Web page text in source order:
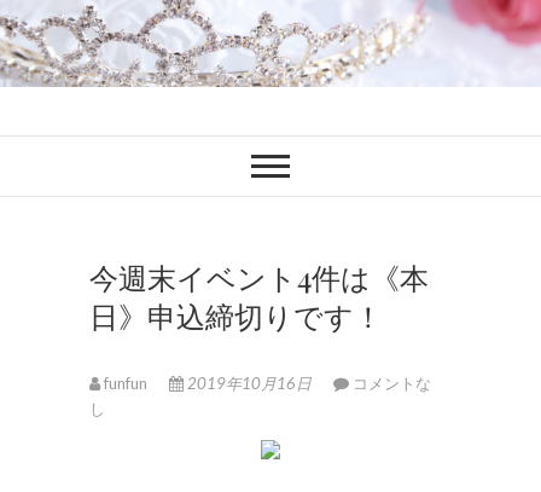
ファンブロ
今週末イベント4件は《本
日》申込締切りです！
funfun 2019年10月16日
コメントな
し